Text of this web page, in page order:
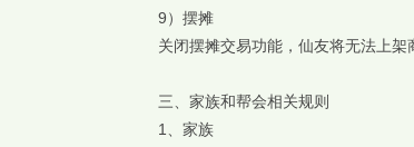
9） 摆摊
关闭摆摊交易功能，仙友将无法上架
三、 家族和帮会相关规则
1、 家族